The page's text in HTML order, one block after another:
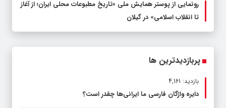
رونمایی از پوستر همایش ملی «تاریخ مطبوعات محلی ایران؛ از آغاز
تا انقلاب اسلامی» در گیلان
پربازدیدترین ها
بازدید: 4,161
دایره واژگان فارسی ما ایرانی‌ها چقدر است؟